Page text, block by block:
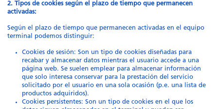
2. Tipos de cookies según el plazo de tiempo que permanecen
activadas:
Según el plazo de tiempo que permanecen activadas en el equipo
terminal podemos distinguir:
Cookies de sesión: Son un tipo de cookies diseñadas para
recabar y almacenar datos mientras el usuario accede a una
página web. Se suelen emplear para almacenar información
que solo interesa conservar para la prestación del servicio
solicitado por el usuario en una sola ocasión (p.e. una lista de
productos adquiridos).
Cookies persistentes: Son un tipo de cookies en el que los